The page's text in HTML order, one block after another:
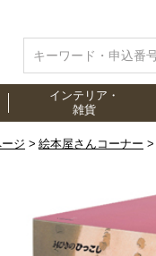
インテリア・
雑貨
ージ 絵本屋さんコーナー